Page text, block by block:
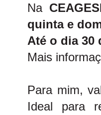
Na
quinta e
Até o dia 30
Mais
Para mim,
Ideal para